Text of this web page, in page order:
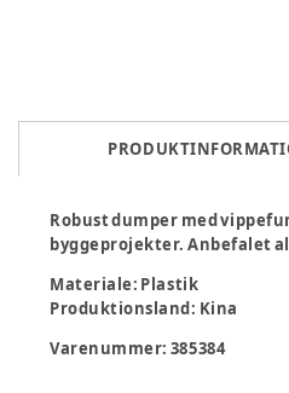
Robust dumper med
byggeprojekter. Anbefalet
Materiale: Plastik
Produktionsland: Kina
Varenummer: 385384